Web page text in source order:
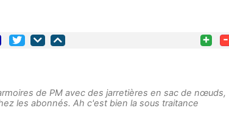
+ -
de PM avec des jarretières en sac de nœuds,
les abonnés. Ah c'est bien la sous traitance